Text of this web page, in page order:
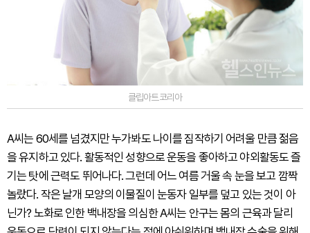
클립아트코리아
A씨는 60세를 넘겼지만 누가봐도 나이를 짐작하기 어려울 만큼 젊음
을 유지하고 있다. 활동적인 성향으로 운동을 좋아하고 야외활동도 즐
기는 탓에 근력도 뛰어나다. 그런데 어느 여름 거울 속 눈을 보고 깜짝
놀랐다. 작은 날개 모양의 이물질이 눈동자 일부를 덮고 있는 것이 아
닌가? 노화로 인한 백내장을 의심한 A씨는 안구는 몸의 근육과 달리